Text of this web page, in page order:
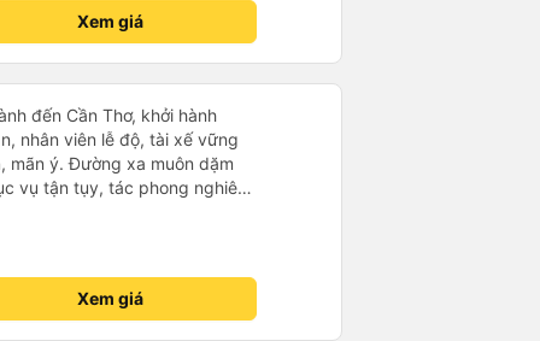
Xem giá
đến Cần Thơ, khởi hành
nhân viên lễ độ, tài xế vững
vụ tận tụy, tác phong nghiêm
Xem giá